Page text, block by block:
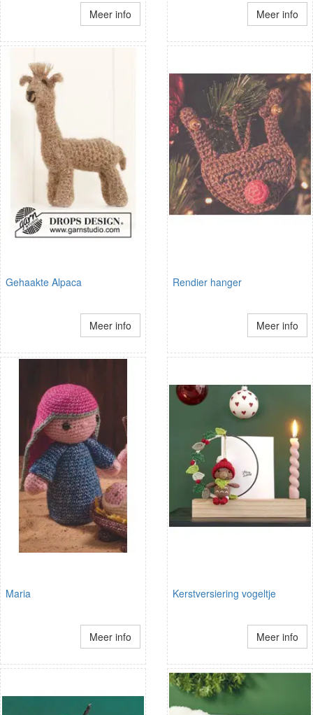
Meer info Meer info
Gehaakte Alpaca
Meer info
Rendier hanger
Meer info
Maria
Meer info
Kerstversiering vogeltje
Meer info